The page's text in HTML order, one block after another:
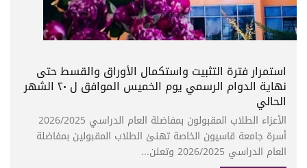
استمرار فترة التثبيت واستكمال الأوراق والقسط حتى
نهاية الدوام الرسمي يوم الخميس الموافق ل ٢٠ الشهر
الحالي
الأعزاء الطلاب المقبولون بمفاضلة العام الدراسي 2026/2025
أسرة جامعة قاسيون الخاصة تهنئ الطلاب المقبولين بمفاضلة
العام الدراسي 2026/2025 وتعلن...